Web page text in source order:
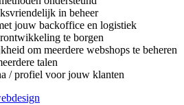
in beheer
jouw backoffice en logistiek
te borgen
om meerdere webshops te beheren
talen
/ profiel voor jouw klanten